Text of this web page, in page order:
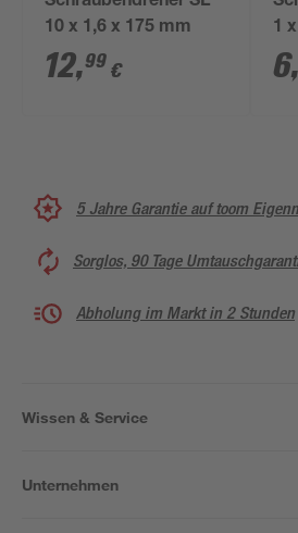
10 x 1,6 x 175 mm
12,99 €
1
6
5 Jahre Garantie auf toom
Sorglos, 90 Tage
Abholung im Markt in 2 Stunden
Wissen & Service
Unternehmen